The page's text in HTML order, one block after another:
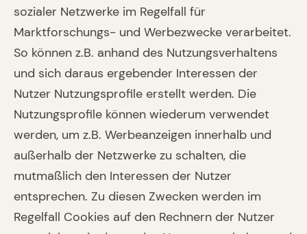
sozialer Netzwerke im Regelfall für
Marktforschungs- und Werbezwecke verarbeitet.
So können z.B. anhand des Nutzungsverhaltens
und sich daraus ergebender Interessen der
Nutzer Nutzungsprofile erstellt werden. Die
Nutzungsprofile können wiederum verwendet
werden, um z.B. Werbeanzeigen innerhalb und
außerhalb der Netzwerke zu schalten, die
mutmaßlich den Interessen der Nutzer
entsprechen. Zu diesen Zwecken werden im
Regelfall Cookies auf den Rechnern der Nutzer